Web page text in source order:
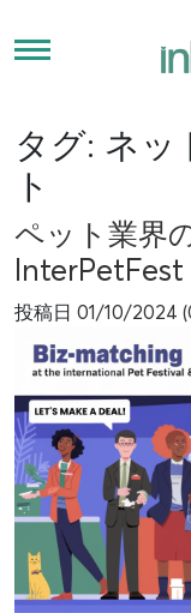
タグ: ネッ
ト
ペット業界
投稿日 01/10/2024